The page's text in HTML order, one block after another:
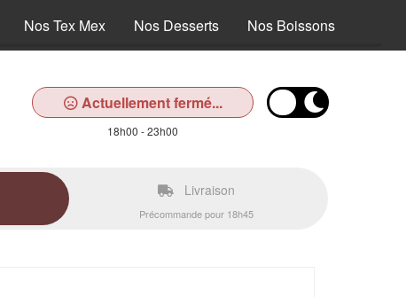
Nos Tex Mex Nos Desserts Nos Boissons
Actuellement fermé...
18h00 - 23h00
Livraison
Précommande pour 18h45